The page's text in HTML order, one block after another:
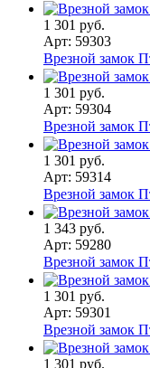
1 301 руб.
Арт: 59303
Врезной замок
1 301 руб.
Арт: 59304
Врезной замок
1 301 руб.
Арт: 59314
Врезной замок
1 343 руб.
Арт: 59280
Врезной замок
1 301 руб.
Арт: 59301
Врезной замок
1 301 руб.